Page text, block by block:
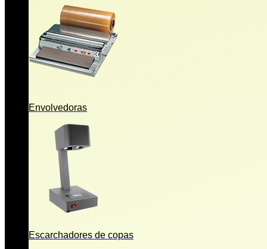
Envolvedoras
Escarchadores de copas